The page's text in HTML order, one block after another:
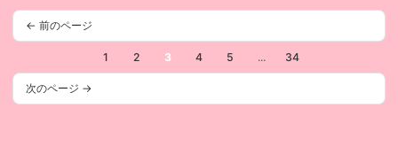
← 前のページ
1 2 3 4 5 ... 34
次のページ →